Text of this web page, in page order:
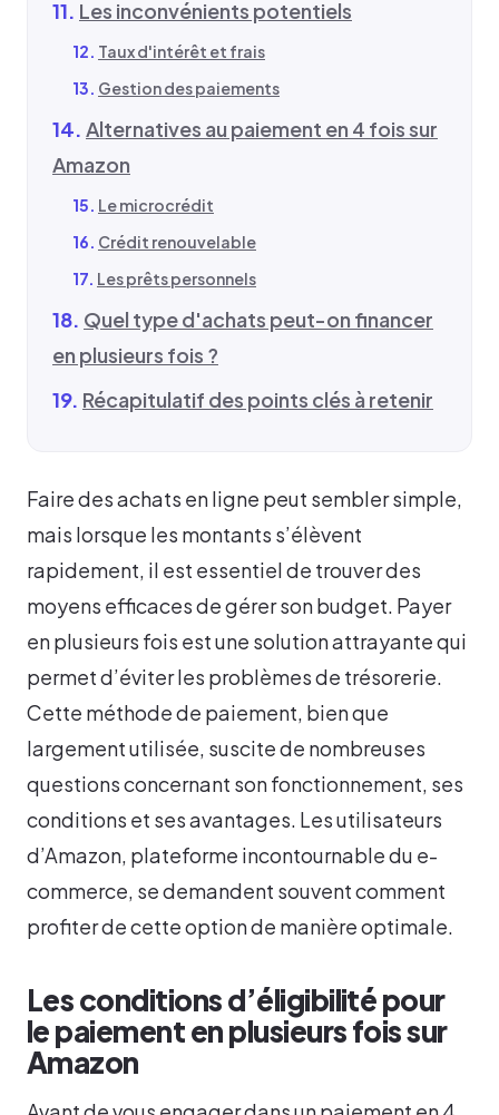
Les inconvénients potentiels
Taux d'intérêt et frais
Gestion des paiements
Alternatives au paiement en 4 fois sur
Amazon
Le microcrédit
Crédit renouvelable
Les prêts personnels
Quel type d'achats peut-on financer
en plusieurs fois ?
Récapitulatif des points clés à retenir
Faire des achats en ligne peut sembler simple,
mais lorsque les montants s’élèvent
rapidement, il est essentiel de trouver des
moyens efficaces de gérer son budget. Payer
en plusieurs fois est une solution attrayante qui
permet d’éviter les problèmes de trésorerie.
Cette méthode de paiement, bien que
largement utilisée, suscite de nombreuses
questions concernant son fonctionnement, ses
conditions et ses avantages. Les utilisateurs
d’Amazon, plateforme incontournable du e-
commerce, se demandent souvent comment
profiter de cette option de manière optimale.
Les conditions d’éligibilité pour
le paiement en plusieurs fois sur
Amazon